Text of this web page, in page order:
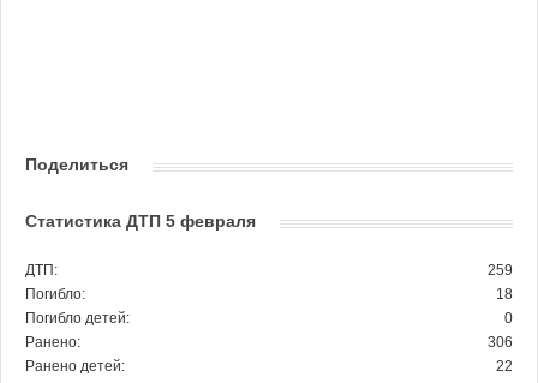
Поделиться
Статистика ДТП 5 февраля
ДТП:
259
Погибло:
18
Погибло детей:
0
Ранено:
306
Ранено детей:
22